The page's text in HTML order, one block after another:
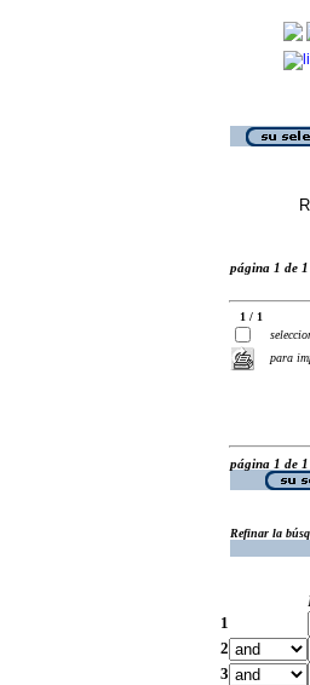
página 1 de 1
1 / 1
para
página 1 de 1
Refinar la
1
2
3